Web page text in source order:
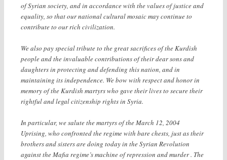
of Syrian society, and in accordance with the values of justice and
equality, so that our national cultural mosaic may continue to
contribute to our rich civilization.
We also pay special tribute to the great sacrifices of the Kurdish
people and the invaluable contributions of their dear sons and
daughters in protecting and defending this nation, and in
maintaining its independence. We bow with respect and honor in
memory of the Kurdish martyrs who gave their lives to secure their
rightful and legal citizenship rights in Syria.
In particular, we salute the martyrs of the March 12, 2004
Uprising, who confronted the regime with bare chests, just as their
brothers and sisters are doing today in the Syrian Revolution
against the Mafia regime’s machine of repression and murder . The